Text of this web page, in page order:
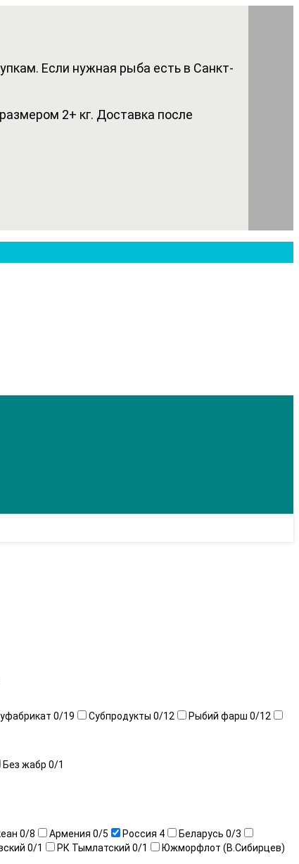
Если нужная рыба есть в Санкт-
2+ кг. Доставка после
0/19 Субпродукты 0/12 Рыбий фарш 0/12
Без жабр 0/1
0/8 Армения 0/5 Россия 4 Беларусь 0/3
0/1 РК Тымлатский 0/1
Южморфлот (В.Сибирцев)